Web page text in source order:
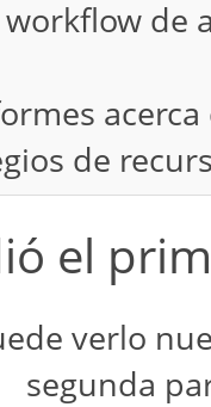
de
de
el
verlo
segunda